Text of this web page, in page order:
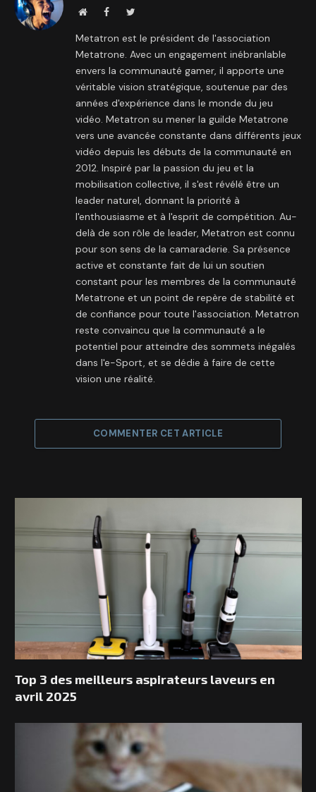
Site
FacebookTwitter
Metatron est le président de l'association
Metatrone. Avec un engagement inébranlable
envers la communauté gamer, il apporte une
véritable vision stratégique, soutenue par des
années d'expérience dans le monde du jeu
vidéo. Metatron su mener la guilde Metatrone
vers une avancée constante dans différents jeux
vidéo depuis les débuts de la communauté en
2012. Inspiré par la passion du jeu et la
mobilisation collective, il s'est révélé être un
leader naturel, donnant la priorité à
l'enthousiasme et à l'esprit de compétition. Au-
delà de son rôle de leader, Metatron est connu
pour son sens de la camaraderie. Sa présence
active et constante fait de lui un soutien
constant pour les membres de la communauté
Metatrone et un point de repère de stabilité et
de confiance pour toute l'association. Metatron
reste convaincu que la communauté a le
potentiel pour atteindre des sommets inégalés
dans l'e-Sport, et se dédie à faire de cette
vision une réalité.
COMMENTER CET ARTICLE
Top 3 des meilleurs aspirateurs laveurs en
avril 2025